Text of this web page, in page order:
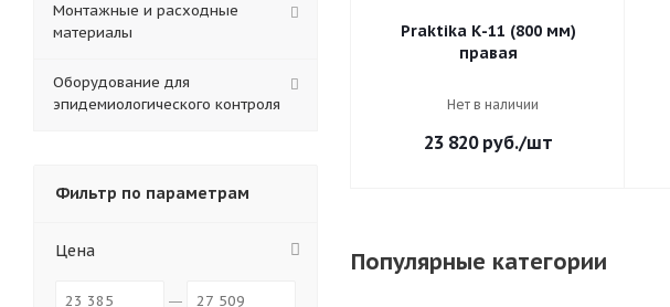
Praktika К-11 (800 мм)
правая
Нет в наличии
23 820руб./шт
Популярные категории
Монтажные и расходные
материалы
Оборудование для
эпидемиологического контроля
Фильтр по параметрам
Цена